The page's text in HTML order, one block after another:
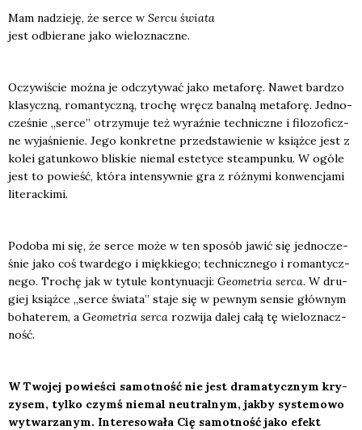
Mam nadzie­ję, że ser­ce w Ser­cu świa­ta
jest odbie­ra­ne jako wie­lo­znacz­ne.
Oczy­wi­ście moż­na je odczy­ty­wać jako meta­fo­rę. Nawet bar­dzo
kla­sycz­ną, roman­tycz­ną, tro­chę wręcz banal­ną meta­fo­rę. Jed­no­
cze­śnie „ser­ce” otrzy­mu­je też wyraź­nie tech­nicz­ne i filo­zo­ficz­
ne wyja­śnie­nie. Jego kon­kret­ne przed­sta­wie­nie w książ­ce jest z
kolei gatun­ko­wo bli­skie nie­mal este­ty­ce ste­am­pun­ku. W ogó­le
jest to powieść, któ­ra inten­syw­nie gra z róż­ny­mi kon­wen­cja­mi
lite­rac­ki­mi.
Podo­ba mi się, że ser­ce może w ten spo­sób jawić się jed­no­cze­
śnie jako coś twar­de­go i mięk­kie­go; tech­nicz­ne­go i roman­tycz­
ne­go. Tro­chę jak w tytu­le kon­ty­nu­acji: Geo­me­tria ser­ca. W dru­
giej książ­ce „ser­ce świa­ta” sta­je się w pew­nym sen­sie głów­nym
boha­te­rem, a Geo­me­tria ser­ca roz­wi­ja dalej całą tę wie­lo­znacz­
ność.
W Two­jej powie­ści samot­ność nie jest dra­ma­tycz­nym kry­
zy­sem, tyl­ko czymś nie­mal neu­tral­nym, jak­by sys­te­mo­wo
wytwa­rza­nym. Inte­re­so­wała Cię samot­ność jako efekt